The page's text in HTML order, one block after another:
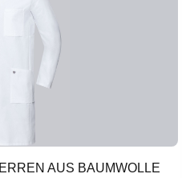
AUS BAUMWOLLE